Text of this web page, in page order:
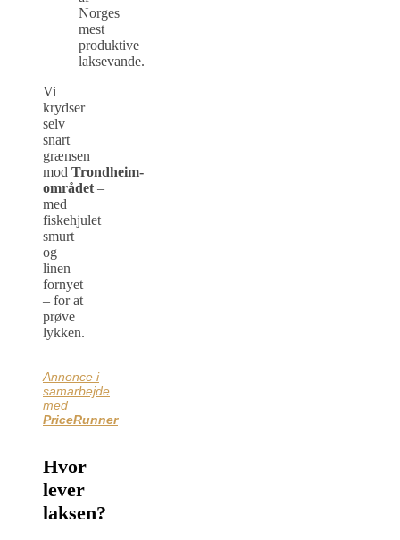
Norges
mest
produktive
laksevande.
Vi
krydser
selv
snart
grænsen
mod Trondheim-
området –
med
fiskehjulet
smurt
og
linen
fornyet
– for at
prøve
lykken.
Annonce i
samarbejde
med
PriceRunner
Hvor
lever
laksen?